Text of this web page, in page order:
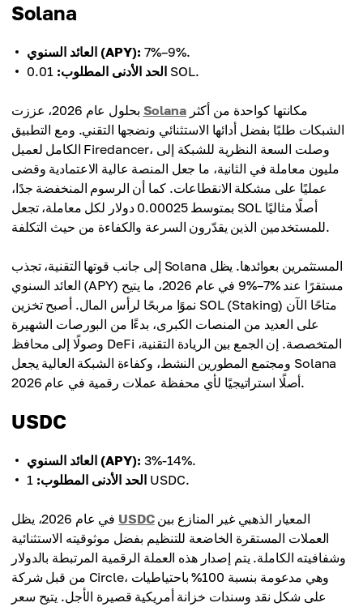
Solana
العائد السنوي (APY): 7%–9%.
الحد الأدنى المطلوب: ‏0.01 SOL.
Solanaمكانتها كواحدة من أكثر
الشبكات طلبًا بفضل أدائها الاستثنائي ونضجها التقني. ومع التطبيق
الكامل لعميل Firedancer، وصلت السعة النظرية للشبكة إلى
مليون معاملة في الثانية، ما جعل المنصة عالية الاعتمادية وقضى
عمليًا على مشكلة الانقطاعات. كما أن الرسوم المنخفضة جدًا،
بمتوسط ‏0.00025 دولار لكل معاملة، تجعل SOL أصلًا مثاليًا
للمستخدمين الذين يقدّرون السرعة والكفاءة من حيث التكلفة.
إلى جانب قوتها التقنية، تجذب Solana المستثمرين بعوائدها. يظل
العائد السنوي (APY) مستقرًا عند ‏7%–9% في عام 2026، ما يتيح
نموًا مربحًا لرأس المال. أصبح تخزين SOL (Staking) متاحًا الآن
على العديد من المنصات الكبرى، بدءًا من البورصات الشهيرة
وصولًا إلى محافظ DeFi المتخصصة. إن الجمع بين الريادة التقنية،
ومجتمع المطورين النشط، وكفاءة الشبكة العالية يجعل Solana
أصلًا استراتيجيًا لأي محفظة عملات رقمية في عام 2026.
USDC
العائد السنوي (APY): 3%-14%.
الحد الأدنى المطلوب: 1 USDC.
USDCالمعيار الذهبي غير المنازع بين
العملات المستقرة الخاضعة للتنظيم بفضل موثوقيته الاستثنائية
وشفافيته الكاملة. يتم إصدار هذه العملة الرقمية المرتبطة بالدولار
من قبل شركة Circle، وهي مدعومة بنسبة 100% باحتياطيات
على شكل نقد وسندات خزانة أمريكية قصيرة الأجل. يتيح سعر